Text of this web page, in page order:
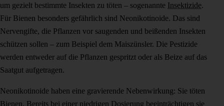
um gezielt bestimmte Insekten zu töten – sogenannte Insektizide.
Für Bienen besonders gefährlich sind Neonikotinoide. Das sind
Nervengifte, die Pflanzen vor saugenden und beißenden Insekten
schützen sollen – zum Beispiel dem Maiszünsler. Die Pestizide
werden entweder auf die Pflanzen gespritzt oder als Beize auf das
Saatgut aufgetragen.
Neonikotinoide haben eine gravierende Nebenwirkung: Sie töten
Bienen. Bereits bei einer niedrigen Dosierung beeinträchtigen sie